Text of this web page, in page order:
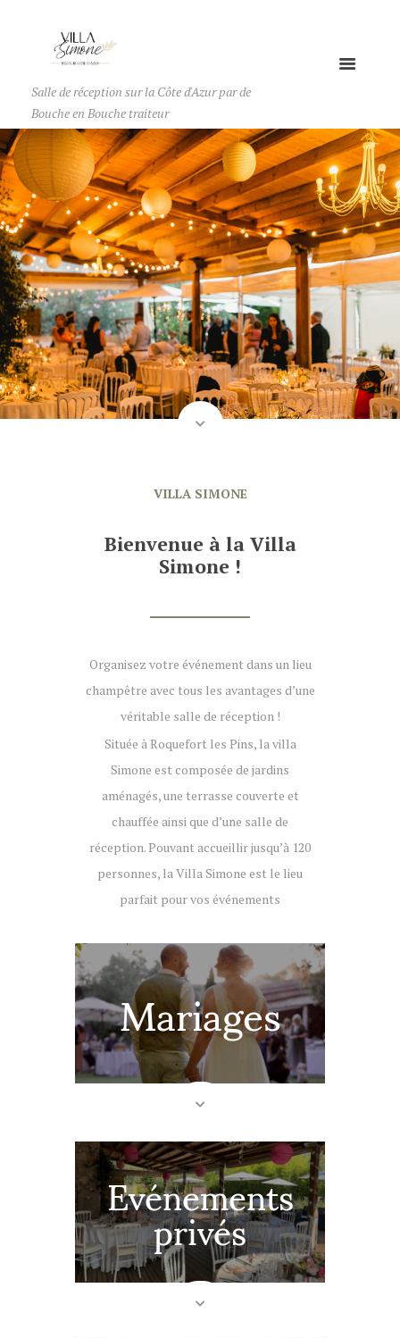
Salle de réception sur la Côte d'Azur par de
Bouche en Bouche traiteur
VILLA SIMONE
Bienvenue à la Villa
Simone !
Organisez votre événement dans un lieu
champêtre avec tous les avantages d’une
véritable salle de réception !
Située à Roquefort les Pins, la villa
Simone est composée de jardins
aménagés, une terrasse couverte et
chauffée ainsi que d’une salle de
réception. Pouvant accueillir jusqu’à 120
personnes, la Villa Simone est le lieu
parfait pour vos événements
Mariages
Evénements
privés